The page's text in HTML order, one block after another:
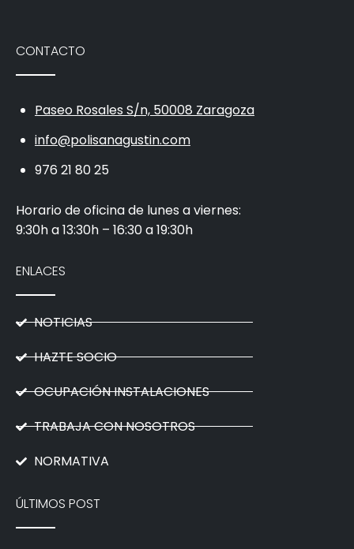
CONTACTO
Paseo Rosales S/n, 50008 Zaragoza
info@polisanagustin.com
976 21 80 25
Horario de oficina de lunes a viernes:
9:30h a 13:30h – 16:30 a 19:30h
ENLACES
NOTICIAS
HAZTE SOCIO
OCUPACIÓN INSTALACIONES
TRABAJA CON NOSOTROS
NORMATIVA
ÚLTIMOS POST